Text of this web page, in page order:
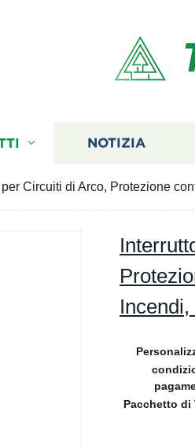
NOTIZIA
per Circuiti di Arco, Protezione
Pacchetto di